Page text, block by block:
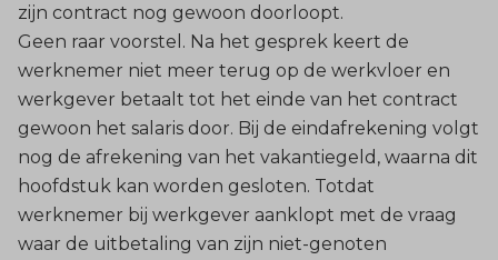
zijn contract nog gewoon doorloopt.
Geen raar voorstel. Na het gesprek keert de
werknemer niet meer terug op de werkvloer en
werkgever betaalt tot het einde van het contract
gewoon het salaris door. Bij de eindafrekening volgt
nog de afrekening van het vakantiegeld, waarna dit
hoofdstuk kan worden gesloten. Totdat
werknemer bij werkgever aanklopt met de vraag
waar de uitbetaling van zijn niet-genoten